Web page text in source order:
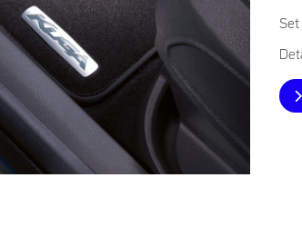
Set